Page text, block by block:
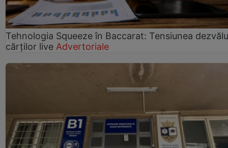
Tehnologia Squeeze în Baccarat: Tensiunea
cărților live Advertoriale